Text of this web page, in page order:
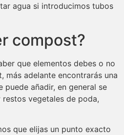
agua si introducimos tubos
compost?
que elementos debes o no
más adelante encontrarás una
puede añadir, en general se
vegetales de poda,
que elijas un punto exacto